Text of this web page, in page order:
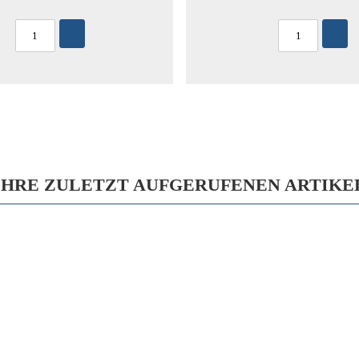
ZULETZT AUFGERUFENEN